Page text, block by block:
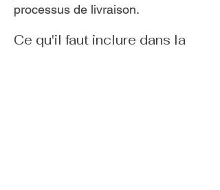
processus de livraison.
Ce qu'il faut inclure dans la